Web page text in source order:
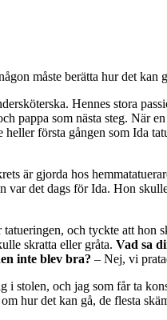
måste berätta hur det kan
Hennes stora
pappa som nästa steg. När
första gången som Ida
är gjorda hos
det dags för Ida. Hon
och tyckte att hon
skratta eller gråta. Vad sa
inte blev bra? – Nej, vi
i stolen, och jag som får ta
hur det kan gå, de flesta